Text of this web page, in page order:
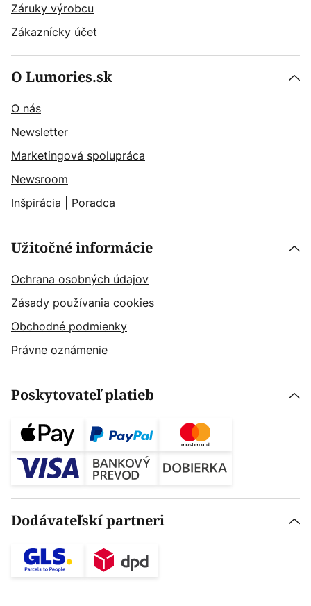
Záruky výrobcu
Zákaznícky účet
O Lumories.sk
O nás
Newsletter
Marketingová spolupráca
Newsroom
Inšpirácia
Poradca
Užitočné informácie
Ochrana osobných údajov
Zásady používania cookies
Obchodné podmienky
Právne oznámenie
Poskytovateľ platieb
Dodávateľskí partneri